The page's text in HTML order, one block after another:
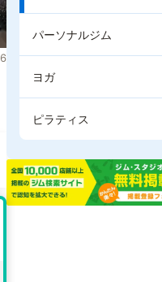
パーソナルジム
ヨガ
ピラティス